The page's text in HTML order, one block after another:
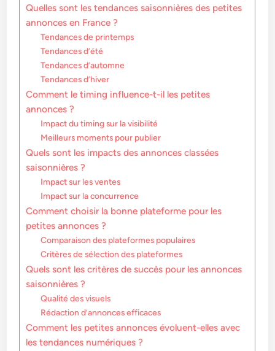
Quelles sont les tendances saisonnières des petites
annonces en France ?
Tendances de printemps
Tendances d’été
Tendances d’automne
Tendances d’hiver
Comment le timing influence-t-il les petites
annonces ?
Impact du timing sur la visibilité
Meilleurs moments pour publier
Quels sont les impacts des annonces classées
saisonnières ?
Impact sur les ventes
Impact sur la concurrence
Comment choisir la bonne plateforme pour les
petites annonces ?
Comparaison des plateformes populaires
Critères de sélection des plateformes
Quels sont les critères de succès pour les annonces
saisonnières ?
Qualité des visuels
Rédaction d’annonces efficaces
Comment les petites annonces évoluent-elles avec
les tendances numériques ?